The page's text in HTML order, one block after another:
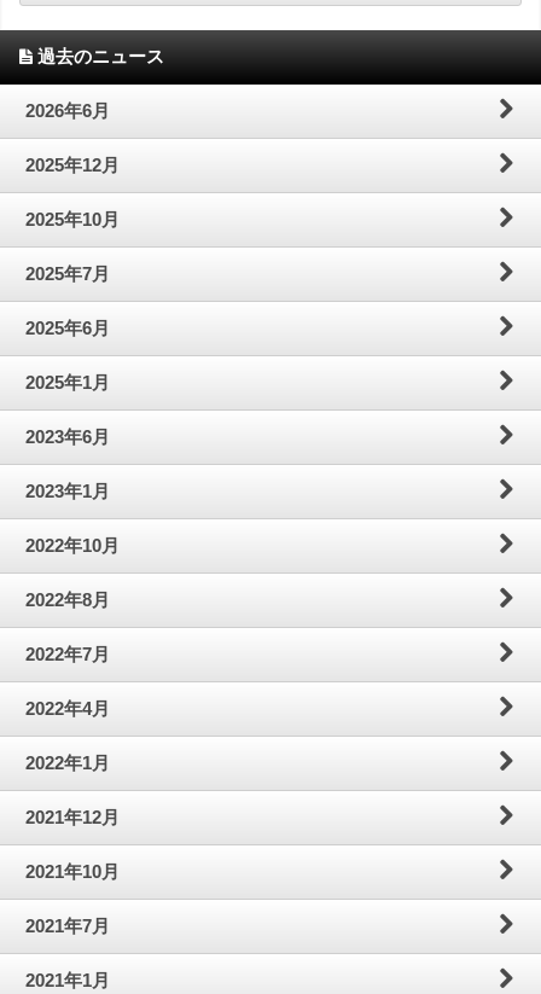
過去のニュース
2026年6月
2025年12月
2025年10月
2025年7月
2025年6月
2025年1月
2023年6月
2023年1月
2022年10月
2022年8月
2022年7月
2022年4月
2022年1月
2021年12月
2021年10月
2021年7月
2021年1月